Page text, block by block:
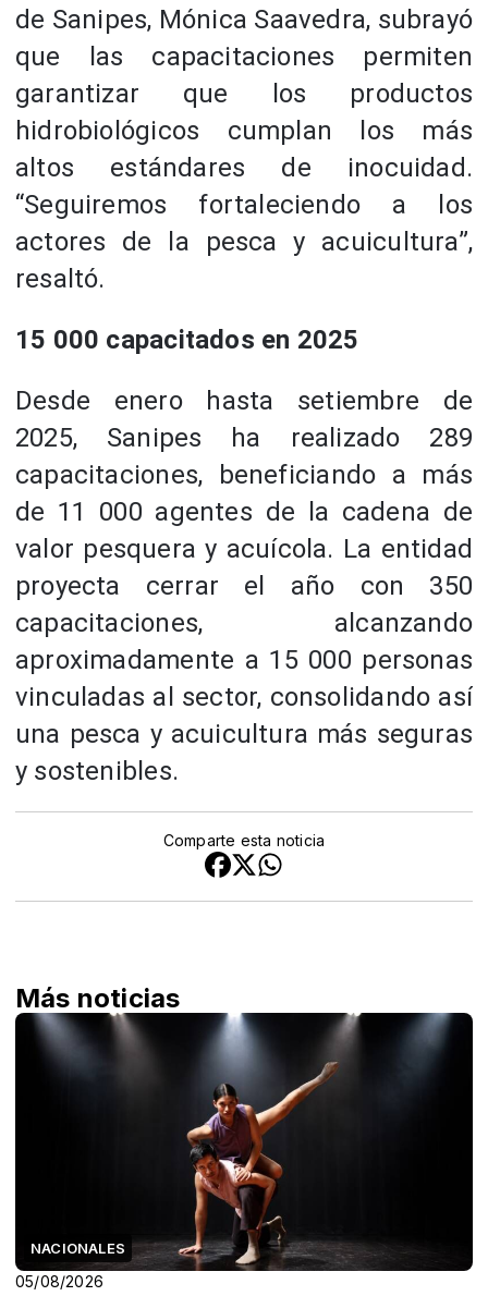
de Sanipes, Mónica Saavedra, subrayó
que las capacitaciones permiten
garantizar que los productos
hidrobiológicos cumplan los más
altos estándares de inocuidad.
“Seguiremos fortaleciendo a los
actores de la pesca y acuicultura”,
resaltó.
15 000 capacitados en 2025
Desde enero hasta setiembre de
2025, Sanipes ha realizado 289
capacitaciones, beneficiando a más
de 11 000 agentes de la cadena de
valor pesquera y acuícola. La entidad
proyecta cerrar el año con 350
capacitaciones, alcanzando
aproximadamente a 15 000 personas
vinculadas al sector, consolidando así
una pesca y acuicultura más seguras
y sostenibles.
Comparte esta noticia
Más noticias
NACIONALES
05/08/2026